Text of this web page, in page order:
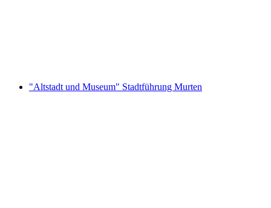
"Altstadt und Museum" Stadtführung Murten